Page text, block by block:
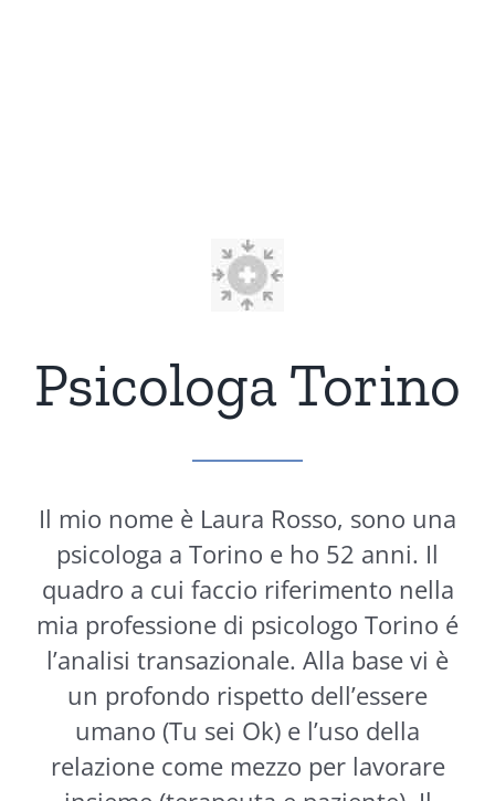
Psicologa Torino
Il mio nome è Laura Rosso, sono una
psicologa a Torino e ho 52 anni. Il
quadro a cui faccio riferimento nella
mia professione di psicologo Torino é
l’analisi transazionale. Alla base vi è
un profondo rispetto dell’essere
umano (Tu sei Ok) e l’uso della
relazione come mezzo per lavorare